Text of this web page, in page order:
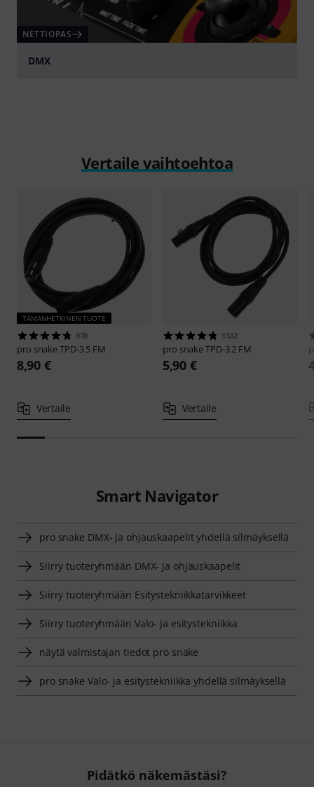
NETTIOPAS
DMX
Vertaile vaihtoehtoa
TÄMÄNHETKINEN TUOTE
970
pro snakeTPD-3 5 FM
8,90 €
Vertaile
1532
pro snakeTPD-3 2 FM
5,90 €
Vertaile
Smart Navigator
pro snake DMX- ja ohjauskaapelit yhdellä silmäyksellä
Siirry tuoteryhmään DMX- ja ohjauskaapelit
Siirry tuoteryhmään Esitystekniikkatarvikkeet
Siirry tuoteryhmään Valo- ja esitystekniikka
näytä valmistajan tiedot pro snake
pro snake Valo- ja esitystekniikka yhdellä silmäyksellä
Pidätkö näkemästäsi?